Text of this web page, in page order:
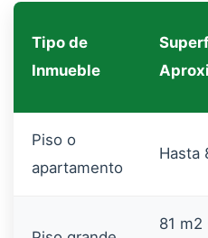
Tipo de
Inmueble
Piso o
apartamento
Hasta
81 m2